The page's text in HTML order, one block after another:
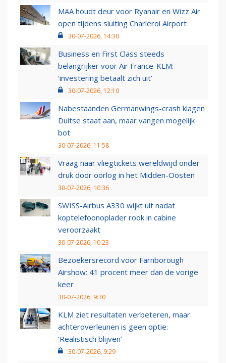
MAA houdt deur voor Ryanair en Wizz Air
open tijdens sluiting Charleroi Airport
30-07-2026, 14:30
Business en First Class steeds
belangrijker voor Air France-KLM:
‘investering betaalt zich uit’
30-07-2026, 12:10
Nabestaanden Germanwings-crash klagen
Duitse staat aan, maar vangen mogelijk
bot
30-07-2026, 11:58
Vraag naar vliegtickets wereldwijd onder
druk door oorlog in het Midden-Oosten
30-07-2026, 10:36
SWISS-Airbus A330 wijkt uit nadat
koptelefoonoplader rook in cabine
veroorzaakt
30-07-2026, 10:23
Bezoekersrecord voor Farnborough
Airshow: 41 procent meer dan de vorige
keer
30-07-2026, 9:30
KLM ziet resultaten verbeteren, maar
achteroverleunen is geen optie:
‘Realistisch blijven’
30-07-2026, 9:29